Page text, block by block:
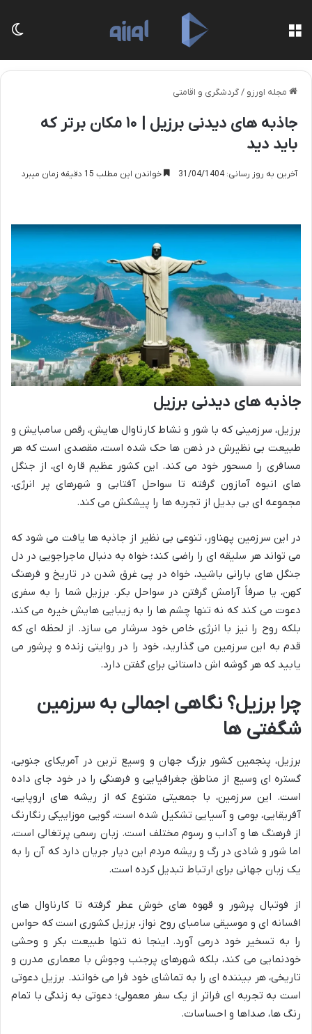
مجله اورزو /گردشگری و اقامتی
جاذبه های دیدنی برزیل | ۱۰ مکان برتر که
باید دید
آخرین به روز رسانی: 31/04/1404 خواندن این مطلب 15 دقیقه زمان میبرد
جاذبه های دیدنی برزیل
برزیل، سرزمینی که با شور و نشاط کارناوال هایش، رقص سامبایش و
طبیعت بی نظیرش در ذهن ها حک شده است، مقصدی است که هر
مسافری را مسحور خود می کند. این کشور عظیم قاره ای، از جنگل
های انبوه آمازون گرفته تا سواحل آفتابی و شهرهای پر انرژی،
مجموعه ای بی بدیل از تجربه ها را پیشکش می کند.
در این سرزمین پهناور، تنوعی بی نظیر از جاذبه ها یافت می شود که
می تواند هر سلیقه ای را راضی کند؛ خواه به دنبال ماجراجویی در دل
جنگل های بارانی باشید، خواه در پی غرق شدن در تاریخ و فرهنگ
کهن، یا صرفاً آرامش گرفتن در سواحل بکر. برزیل شما را به سفری
دعوت می کند که نه تنها چشم ها را به زیبایی هایش خیره می کند،
بلکه روح را نیز با انرژی خاص خود سرشار می سازد. از لحظه ای که
قدم به این سرزمین می گذارید، خود را در روایتی زنده و پرشور می
یابید که هر گوشه اش داستانی برای گفتن دارد.
چرا برزیل؟ نگاهی اجمالی به سرزمین
شگفتی ها
برزیل، پنجمین کشور بزرگ جهان و وسیع ترین در آمریکای جنوبی،
گستره ای وسیع از مناطق جغرافیایی و فرهنگی را در خود جای داده
است. این سرزمین، با جمعیتی متنوع که از ریشه های اروپایی،
آفریقایی، بومی و آسیایی تشکیل شده است، گویی موزاییکی رنگارنگ
از فرهنگ ها و آداب و رسوم مختلف است. زبان رسمی پرتغالی است،
اما شور و شادی در رگ و ریشه مردم این دیار جریان دارد که آن را به
یک زبان جهانی برای ارتباط تبدیل کرده است.
از فوتبال پرشور و قهوه های خوش عطر گرفته تا کارناوال های
افسانه ای و موسیقی سامبای روح نواز، برزیل کشوری است که حواس
را به تسخیر خود درمی آورد. اینجا نه تنها طبیعت بکر و وحشی
خودنمایی می کند، بلکه شهرهای پرجنب وجوش با معماری مدرن و
تاریخی، هر بیننده ای را به تماشای خود فرا می خوانند. برزیل دعوتی
است به تجربه ای فراتر از یک سفر معمولی؛ دعوتی به زندگی با تمام
رنگ ها، صداها و احساسات.